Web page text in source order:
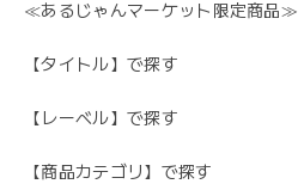
≪あるじゃんマーケット限定商品≫
【タイトル】で探す
【レーベル】で探す
【商品カテゴリ】で探す